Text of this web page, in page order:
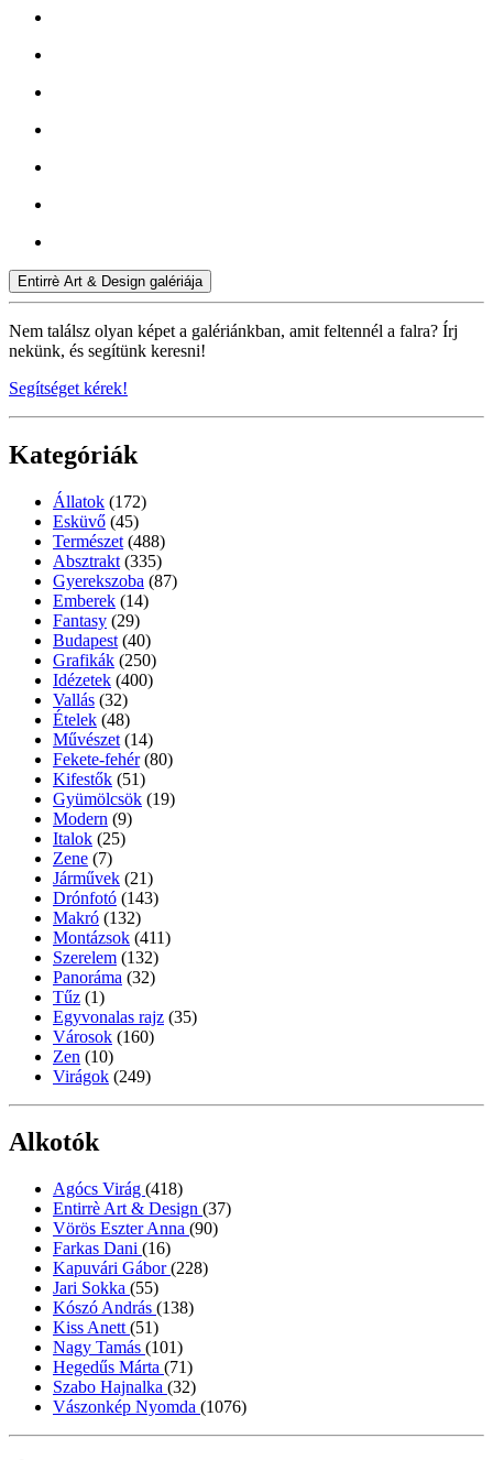
Entirrè Art & Design galériája
Nem találsz olyan képet a galériánkban, amit feltennél a falra? Írj
nekünk, és segítünk keresni!
Segítséget kérek!
Kategóriák
Állatok (172)
Esküvő (45)
Természet (488)
Absztrakt (335)
Gyerekszoba (87)
Emberek (14)
Fantasy (29)
Budapest (40)
Grafikák (250)
Idézetek (400)
Vallás (32)
Ételek (48)
Művészet (14)
Fekete-fehér (80)
Kifestők (51)
Gyümölcsök (19)
Modern (9)
Italok (25)
Zene (7)
Járművek (21)
Drónfotó (143)
Makró (132)
Montázsok (411)
Szerelem (132)
Panoráma (32)
Tűz (1)
Egyvonalas rajz (35)
Városok (160)
Zen (10)
Virágok (249)
Alkotók
Agócs Virág (418)
Entirrè Art & Design (37)
Vörös Eszter Anna (90)
Farkas Dani (16)
Kapuvári Gábor(228)
Jari Sokka (55)
Kószó András (138)
Kiss Anett (51)
Nagy Tamás (101)
Hegedűs Márta (71)
Szabo Hajnalka (32)
Vászonkép Nyomda (1076)